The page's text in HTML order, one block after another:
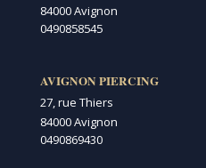
84000 Avignon
0490858545
AVIGNON PIERCING
27, rue Thiers
84000 Avignon
0490869430